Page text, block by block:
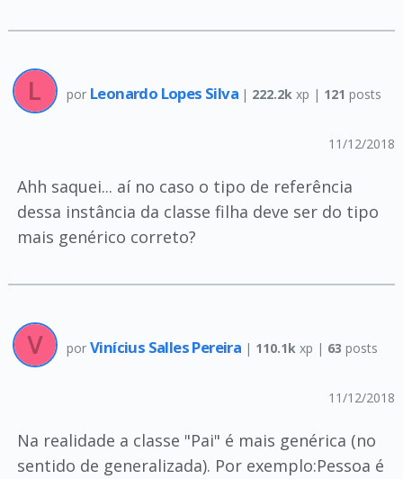
por Leonardo Lopes Silva | 222.2k xp | 121 posts
11/12/2018
Ahh saquei... aí no caso o tipo de referência
dessa instância da classe filha deve ser do tipo
mais genérico correto?
por Vinícius Salles Pereira | 110.1k xp | 63 posts
11/12/2018
Na realidade a classe "Pai" é mais genérica (no
sentido de generalizada). Por exemplo:Pessoa é